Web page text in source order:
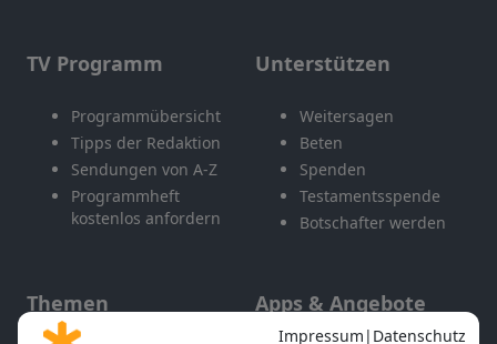
TV Programm
Programmübersicht
Tipps der Redaktion
Sendungen von A-Z
Programmheft
kostenlos anfordern
Unterstützen
Weitersagen
Beten
Spenden
Testamentsspende
Botschafter werden
Themen Apps & Angebote